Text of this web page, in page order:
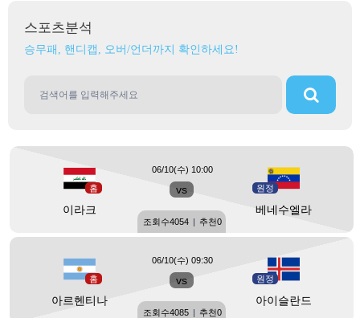
스포츠분석
승무패, 핸디캡, 오버/언더까지 확인하세요!
홈
이라크
vs 원정
베네수엘라
06/10(수) 10:00
조회수4054 | 추천0
홈
아르헨티나
vs 원정
아이슬란드
06/10(수) 09:30
조회수4085 | 추천0